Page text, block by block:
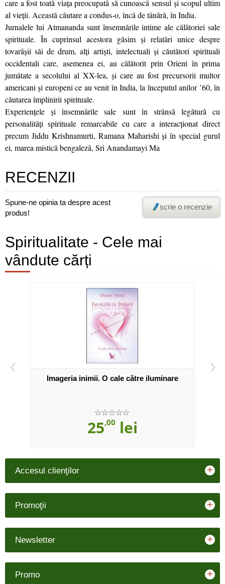
care a fost toată viaţa preocupată să cunoască sensul şi scopul ultim
al vieţii. Această căutare a condus-o, încă de tânără, în India.
Jurnalele lui Atmananda sunt însemnările intime ale călătoriei sale
spirituale. În cuprinsul acestora găsim și relatări unice despre
tovarăşii săi de drum, alţi artişti, intelectuali şi căutători spirituali
occidentali care, asemenea ei, au călătorit prin Orient în prima
jumătate a secolului al XX-lea, și care au fost precursorii multor
americani şi europeni ce au venit în India, la începutul anilor ’60, în
căutarea împlinirii spirituale.
Experiențele și însemnările sale sunt în strânsă legătură cu
personalități spirituale remarcabile cu care a interacționat direct
precum Jiddu Krishnamurti, Ramana Maharishi și în special gurul
ei, marea mistică bengaleză, Sri Anandamayi Ma
RECENZII
Spune-ne opinia ta despre acest
produs!
scrie o recenzie
Spiritualitate - Cele mai
vândute cărți
‹
Imageria inimii. O cale către iluminare
25,00 lei
›
Accesul clienţilor +
Promoţii +
Newsletter +
Promo +